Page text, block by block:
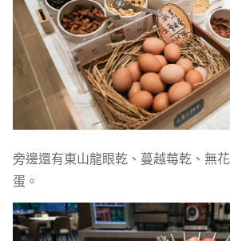
旁邊還有東山龍眼乾、蔓越莓乾、無
蛋。